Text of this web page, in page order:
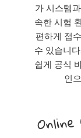
가 시스템
속한 시험
편하게 접
수 있습니
쉽게 공식
인